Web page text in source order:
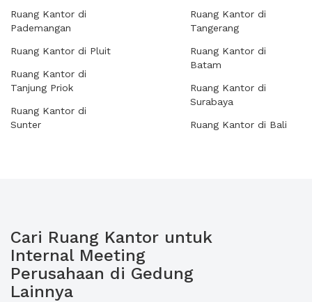
Ruang Kantor di
Pademangan
Ruang Kantor di Pluit
Ruang Kantor di
Tanjung Priok
Ruang Kantor di
Sunter
Ruang Kantor di
Tangerang
Ruang Kantor di
Batam
Ruang Kantor di
Surabaya
Ruang Kantor di Bali
Cari Ruang Kantor untuk
Internal Meeting
Perusahaan di Gedung
Lainnya